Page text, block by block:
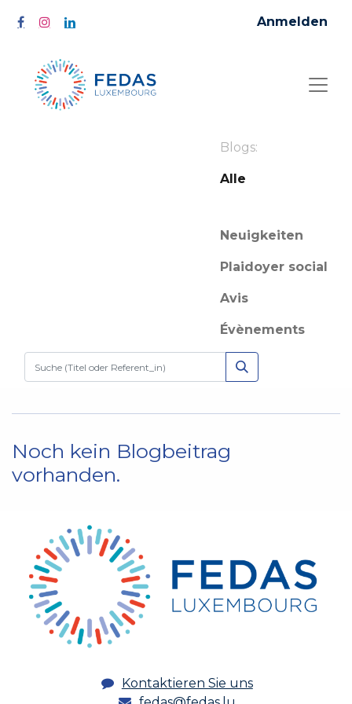
Anmelden
Blogs:
Alle
Neuigkeiten
Plaidoyer social
Avis
Évènements
Noch kein Blogbeitrag
vorhanden.
Kontaktieren Sie uns